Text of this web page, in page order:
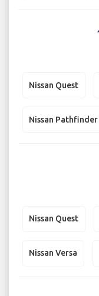
Nissan Quest
Nissan Pathfinder
Nissan Quest
Nissan Versa